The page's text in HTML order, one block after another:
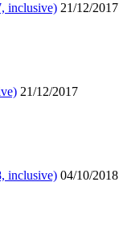
inclusive) 21/12/2017
21/12/2017
inclusive) 04/10/2018